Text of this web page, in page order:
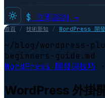
$ 立即諮詢 →
首頁 / 技術新知 / WordPress 開
~/blog/wordpress-
beginners-guide.md
WordPress 開發與技巧 ·
WordPress 外掛